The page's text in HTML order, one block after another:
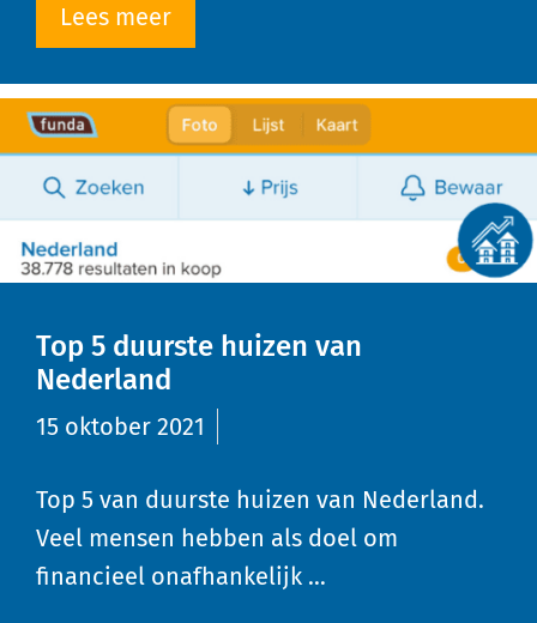
Lees meer
Top 5 duurste huizen van
Nederland
15 oktober 2021
Top 5 van duurste huizen van Nederland.
Veel mensen hebben als doel om
financieel onafhankelijk …